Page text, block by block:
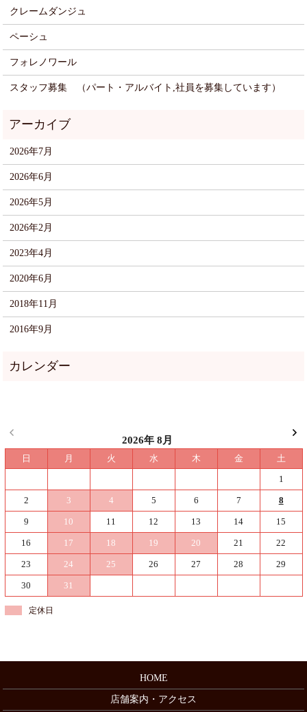
クレームダンジュ
ペーシュ
フォレノワール
スタッフ募集 （パート・アルバイト,社員を募集しています）
2026年7月
2026年6月
2026年5月
2026年2月
2023年4月
2020年6月
2018年11月
2016年9月
2026年 8月
日 月 火 水 木 金
土
1
2 3 4 5 6 7 8
9 10 11 12 13 14 15
16 17 18 19 20 21 22
23 24 25 26 27 28 29
30 31
定休日
HOME
店舗案内・アクセス